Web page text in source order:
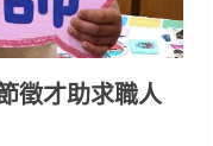
才助求職人